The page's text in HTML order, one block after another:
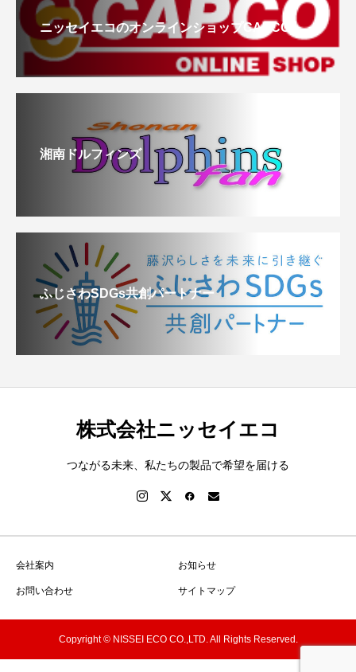
ニッセイエコのオンラインショップCAPCO
湘南ドルフィンズ
ふじさわSDGs共創パートナー
株式会社ニッセイエコ
つながる未来、私たちの製品で希望を届ける
会社案内 お知らせ
お問い合わせ サイトマップ
Copyright © NISSEI ECO CO.,LTD. All Rights Reserved.